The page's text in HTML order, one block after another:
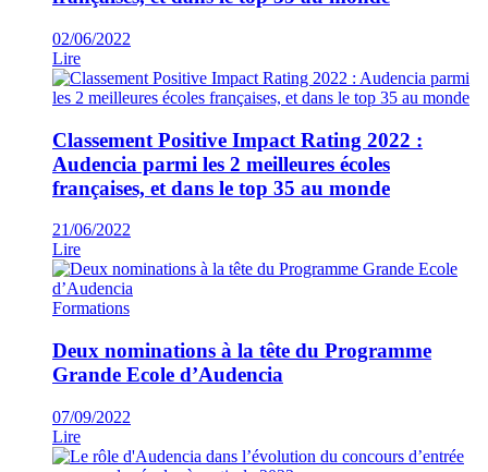
02/06/2022
Lire
Classement Positive Impact Rating 2022 :
Audencia parmi les 2 meilleures écoles
françaises, et dans le top 35 au monde
21/06/2022
Lire
Formations
Deux nominations à la tête du Programme
Grande Ecole d’Audencia
07/09/2022
Lire